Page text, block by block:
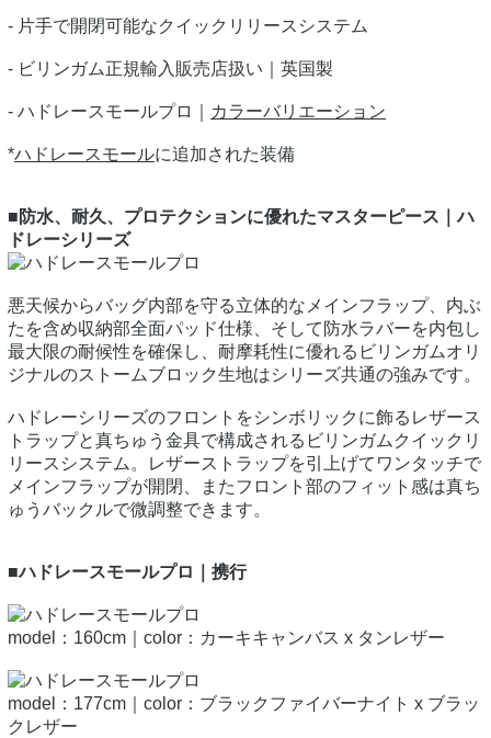
- 片手で開閉可能なクイックリリースシステム
- ビリンガム正規輸入販売店扱い｜英国製
- ハドレースモールプロ｜ カラーバリエーション
*ハドレースモールに追加された装備
■防水、耐久、プロテクションに優れたマスターピース｜ハ
ドレーシリーズ
悪天候からバッグ内部を守る立体的なメインフラップ、内ぶ
たを含め収納部全面パッド仕様、そして防水ラバーを内包し
最大限の耐候性を確保し、耐摩耗性に優れるビリンガムオリ
ジナルのストームブロック生地はシリーズ共通の強みです。
ハドレーシリーズのフロントをシンボリックに飾るレザース
トラップと真ちゅう金具で構成されるビリンガムクイックリ
リースシステム。レザーストラップを引上げてワンタッチで
メインフラップが開閉、またフロント部のフィット感は真ち
ゅうバックルで微調整できます。
■ハドレースモールプロ｜携行
model：160cm｜color：カーキキャンバス x タンレザー
model：177cm｜color：ブラックファイバーナイト x ブラッ
クレザー